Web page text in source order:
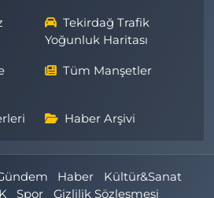
Tekirdağ Trafik
Yoğunluk Haritası
Tüm Manşetler
Haber Arşivi
Haber
Kültür&Sanat
Spor Gizlilik Sözleşmesi